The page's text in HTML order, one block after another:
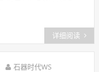
详细阅读
石器时代WS